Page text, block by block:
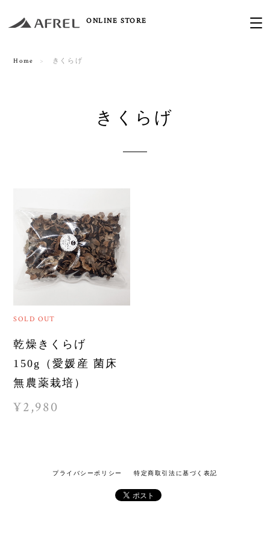
ONLINE STORE
Home きくらげ
きくらげ
SOLD OUT
乾燥きくらげ
150g（愛媛産 菌床
無農薬栽培）
¥2,980
プライバシーポリシー 特定商取引法に基づく表記